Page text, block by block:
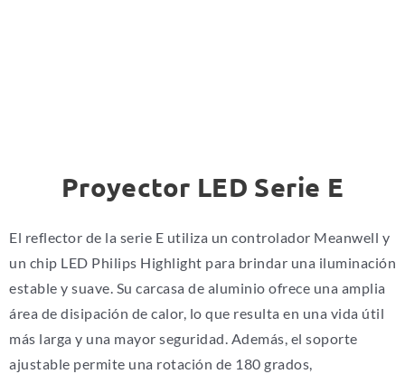
Proyector LED Serie E
El reflector de la serie E utiliza un controlador Meanwell y
un chip LED Philips Highlight para brindar una iluminación
estable y suave. Su carcasa de aluminio ofrece una amplia
área de disipación de calor, lo que resulta en una vida útil
más larga y una mayor seguridad. Además, el soporte
ajustable permite una rotación de 180 grados,